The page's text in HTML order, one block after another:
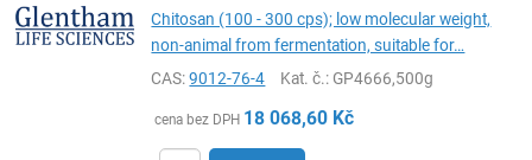
Chitosan (100 - 300 cps); low molecular weight,
non-animal from fermentation, suitable for…
CAS:9012-76-4 Kat. č.: GP4666,500g
cena bez DPH 18 068,60 Kč